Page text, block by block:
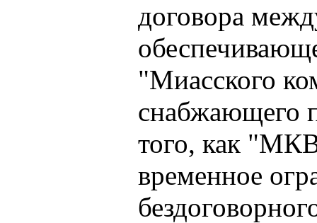
договора
"Миасского
снабжающего
того, как
временное